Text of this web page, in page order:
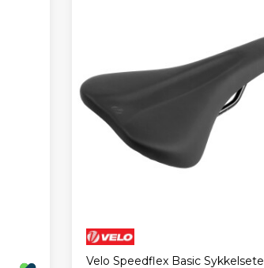
Velo Speedflex Basic Sykkelsete